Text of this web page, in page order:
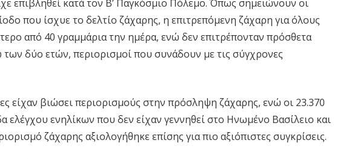
επιβληθεί κατά τον Β’ Παγκόσμιο Πόλεμο. Όπως σημειώνουν οι
που ίσχυε το δελτίο ζάχαρης, η επιτρεπόμενη ζάχαρη για όλους
από 40 γραμμάρια την ημέρα, ενώ δεν επιτρέπονταν πρόσθετα
δύο ετών, περιορισμοί που συνάδουν με τις σύγχρονες
είχαν βιώσει περιορισμούς στην πρόσληψη ζάχαρης, ενώ οι 23.370
ελέγχου ενηλίκων που δεν είχαν γεννηθεί στο Ηνωμένο Βασίλειο και
ζάχαρης αξιολογήθηκε επίσης για πιο αξιόπιστες συγκρίσεις.